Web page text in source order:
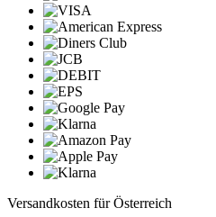
Versandkosten für Österreich